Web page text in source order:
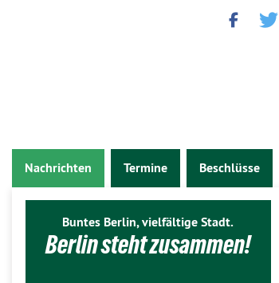
Nachrichten Termine Beschlüsse
Buntes Berlin, vielfältige Stadt.
Berlin steht zusammen!